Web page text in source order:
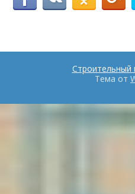
Строительный
Тема от